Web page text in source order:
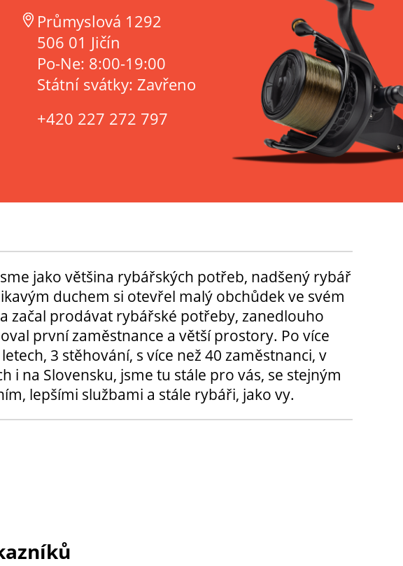
Průmyslová 1292
506 01 Jičín
Po-Ne: 8:00-19:00
Státní svátky: Zavřeno
+420 227 272 797
jako většina rybářských potřeb, nadšený rybář
duchem si otevřel malý obchůdek ve svém
začal prodávat rybářské potřeby, zanedlouho
první zaměstnance a větší prostory. Po více
3 stěhování, s více než 40 zaměstnanci, v
i na Slovensku, jsme tu stále pro vás, se stejným
lepšími službami a stále rybáři, jako vy.